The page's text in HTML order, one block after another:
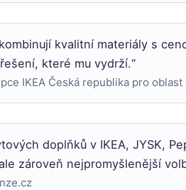
kvalitní materiály s
které mu vydrží.“
IKEA Česká republika pro
doplňků v IKEA, JYSK,
zároveň nejpromyšlenější